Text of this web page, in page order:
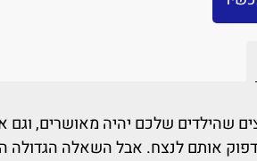
שהילדים שלכם יהיה מאושרים, וגם
אותם לנצח. אבל השאלה הגדולה